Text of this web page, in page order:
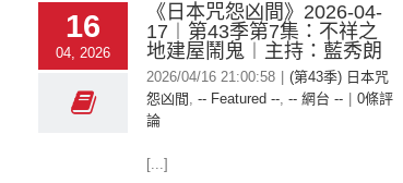
16
04, 2026
《日本咒怨凶間》2026-04-
17︱第43季第7集：不祥之
地建屋鬧鬼︱主持：藍秀朗
2026/04/16 21:00:58
(第43季) 日本咒
怨凶間 , -- Featured --, -- 網台 --
0條評
論
[...]